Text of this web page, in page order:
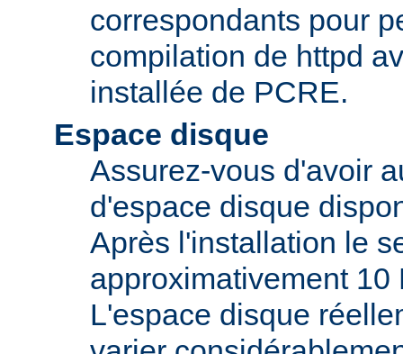
correspondants pour
compilation de httpd
installée de PCRE.
Espace disque
Assurez-vous d'avoir
d'espace disque
Après l'installation le
approximativement
L'espace disque